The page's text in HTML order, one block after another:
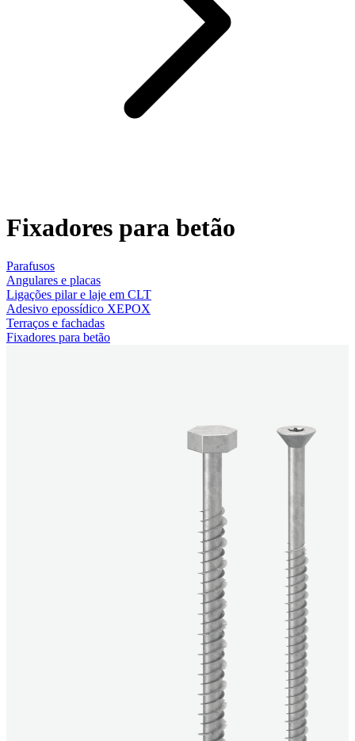
Fixadores para betão
Parafusos
Angulares e placas
Ligações pilar e laje em CLT
Adesivo epossídico XEPOX
Terraços e fachadas
Fixadores para betão